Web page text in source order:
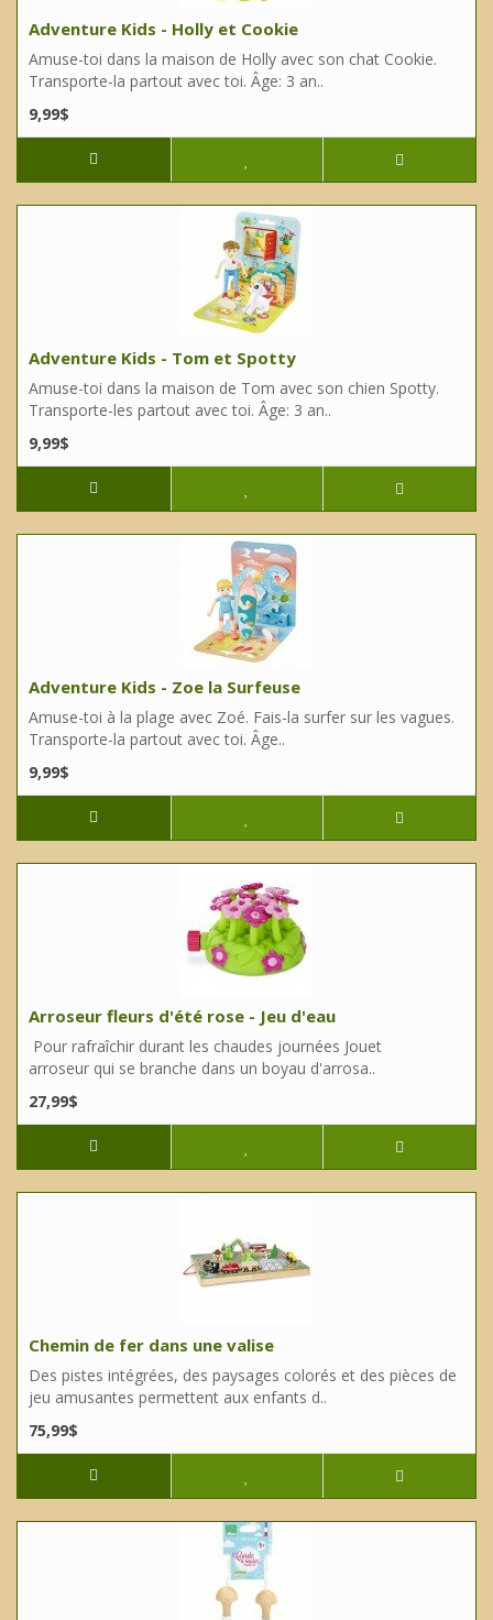
Adventure Kids - Holly et Cookie
Amuse-toi dans la maison de Holly avec son chat Cookie.
Transporte-la partout avec toi. Âge: 3 an..
9,99$
Adventure Kids - Tom et Spotty
Amuse-toi dans la maison de Tom avec son chien Spotty.
Transporte-les partout avec toi. Âge: 3 an..
9,99$
Adventure Kids - Zoe la Surfeuse
Amuse-toi à la plage avec Zoé. Fais-la surfer sur les vagues.
Transporte-la partout avec toi. Âge..
9,99$
Arroseur fleurs d'été rose - Jeu d'eau
Pour rafraîchir durant les chaudes journées Jouet
arroseur qui se branche dans un boyau d'arrosa..
27,99$
Chemin de fer dans une valise
Des pistes intégrées, des paysages colorés et des pièces de
jeu amusantes permettent aux enfants d..
75,99$